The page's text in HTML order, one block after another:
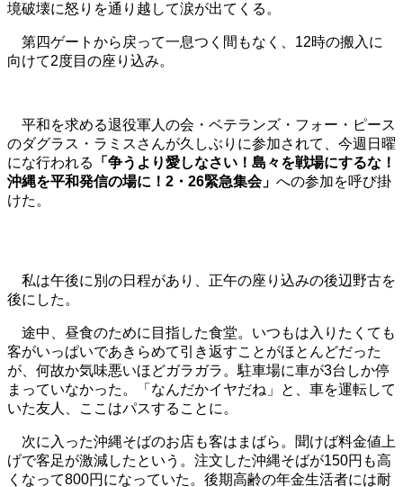
境破壊に怒りを通り越して涙が出てくる。
第四ゲートから戻って一息つく間もなく、12時の搬入に
向けて2度目の座り込み。
平和を求める退役軍人の会・ベテランズ・フォー・ピース
のダグラス・ラミスさんが久しぶりに参加されて、今週日曜
にな行われる
「争うより愛しなさい！島々を戦場にするな！
沖縄を平和発信の場に！2・26緊急集会」 への参加を呼び掛
けた。
私は午後に別の日程があり、正午の座り込みの後辺野古を
後にした。
途中、昼食のために目指した食堂。いつもは入りたくても
客がいっぱいであきらめて引き返すことがほとんどだった
が、何故か気味悪いほどガラガラ。駐車場に車が3台しか停
まっていなかった。「なんだかイヤだね」と、車を運転して
いた友人、ここはパスすることに。
次に入った沖縄そばのお店も客はまばら。聞けば料金値上
げで客足が激減したという。注文した沖縄そばが150円も高
くなって800円になっていた。後期高齢の年金生活者には耐